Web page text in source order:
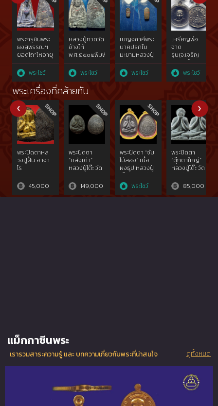
พระกรุชินพระ
ผงสุพรรณฯ
ยอดโถ^ไหอายุ
กว่า๘๐๐ปี{rare
show}พระโชว์
หลวงปู่ทวดวัด
ช้างไห้
พ.ศ.๒๕๐๕พิมพ์
เตารีดโลหะ
ผสมแร่
ทองคำgold{rare
show}ไม่ผ่าน
การใช้
พระโชว์
เบญจภาคีพระ
นาคปรกใบ
มะขามหลวงปู่
ศุข วัดปาก
คลองมะขาม
เฒ่าฯเนื้อ
show}ไม่ผ่าน
การใช้
พระโชว์
เหรียญพ่อ
จาด
รุ่น(จ.เจริญ
ลาภ)เนื้อเงิน
สวยแชมป์ วัด
บางกระเบา
พระโชว์
พระเครื่องที่คล้ายกัน
พระปิดตาหล
วงปู่ฝั้น อาจา
โร
45,000
พระปิดตา
“หลังเต่า”
หลวงปู่โต๊ะ วัด
ประดู่ฉิมพลี
149,000
พระปิดตา “จัม
โบ้สอง” เนื้อ
ผงธูป หลวงปู่
โต๊ะ วัดประดู่
ฉิมพลีพระโชว์
พระปิดตา
“ตุ๊กตาใหญ่”
หลวงปู่โต๊ะ วัด
ประดู่ฉิมพลี
85,000
แม็กกาซีนพระ
เรารวมสาระความรู้ และ บทความเกี่ยวกับพระที่น่าสนใจ ดูทั้งหมด